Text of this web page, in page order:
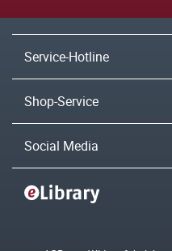
Service-Hotline
Shop-Service
Social Media